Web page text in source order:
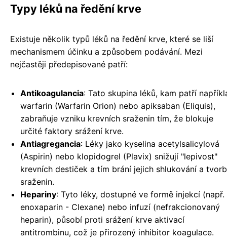
Typy léků na ředění krve
Existuje několik typů léků na ředění krve, které se liší
mechanismem účinku a způsobem podávání. Mezi
nejčastěji předepisované patří:
Antikoagulancia: Tato skupina léků, kam patří
warfarin (Warfarin Orion) nebo apiksaban (Eliquis),
zabraňuje vzniku krevních sraženin tím, že blokuje
určité faktory srážení krve.
Antiagregancia: Léky jako kyselina acetylsalicylová
(Aspirin) nebo klopidogrel (Plavix) snižují "lepivost"
krevních destiček a tím brání jejich shlukování a
sraženin.
Hepariny: Tyto léky, dostupné ve formě injekcí (např.
enoxaparin - Clexane) nebo infuzí (nefrakcionovaný
heparin), působí proti srážení krve aktivací
antitrombinu, což je přirozený inhibitor koagulace.